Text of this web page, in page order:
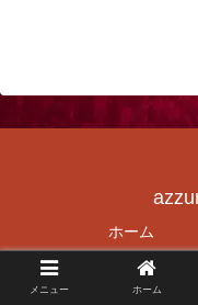
ホーム
社FCJrAzzurriHP（復
メニュー ホーム